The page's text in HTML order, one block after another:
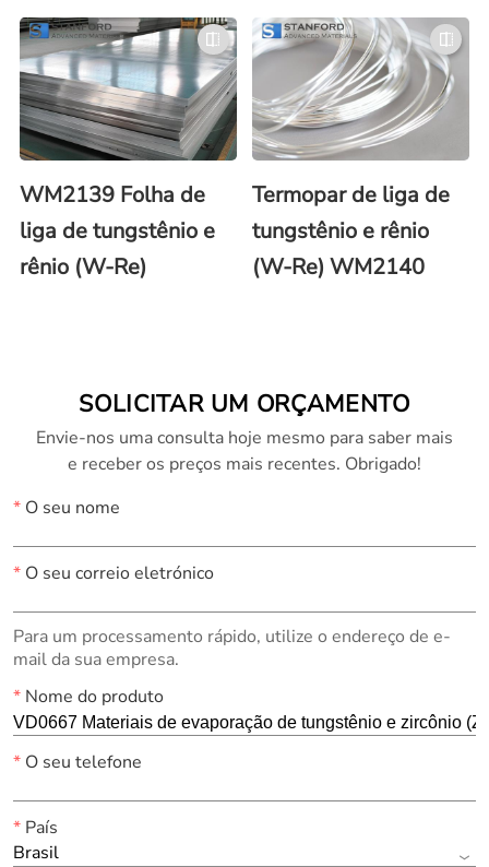
WM2139 Folha de
liga de tungstênio e
rênio (W-Re)
Termopar de liga de
tungstênio e rênio
(W-Re) WM2140
SOLICITAR UM ORÇAMENTO
Envie-nos uma consulta hoje mesmo para saber mais
e receber os preços mais recentes. Obrigado!
*O seu nome
*O seu correio eletrónico
Para um processamento rápido, utilize o endereço de e-
mail da sua empresa.
*Nome do produto
*O seu telefone
*País
Brasil